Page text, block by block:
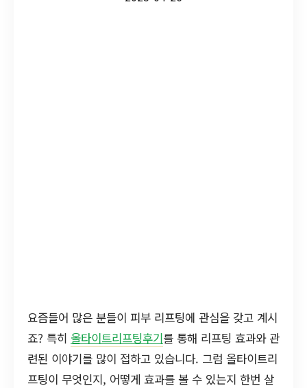
요즘들어 많은 분들이 피부 리프팅에 관심을 갖고 계시
죠? 특히 올타이트리프팅후기를 통해 리프팅 효과와 관
련된 이야기를 많이 접하고 있습니다. 그럼 올타이트리
프팅이 무엇인지, 어떻게 효과를 볼 수 있는지 한번 살